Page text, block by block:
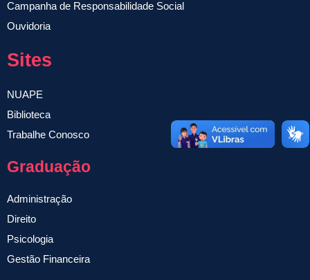
Campanha de Responsabilidade Social
Ouvidoria
Sites
NUAPE
Biblioteca
Trabalhe Conosco
Graduação
Administração
Direito
Psicologia
Gestão Financeira